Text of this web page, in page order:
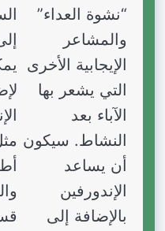
“نشوة العداء”
والمشاعر
الإيجابية الأخرى
التي يشعر بها
الآباء بعد
النشاط. سيكون
أن يساعد
الإندورفين
بالإضافة إلى